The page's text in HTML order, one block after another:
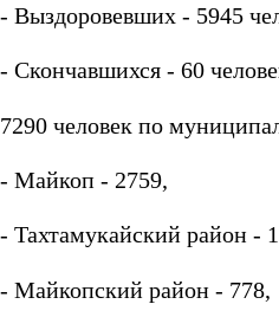
- Выздоровевших - 5945
- Скончавшихся - 60
7290 человек по
- Майкоп - 2759,
- Тахтамукайский район -
- Майкопский район - 778,